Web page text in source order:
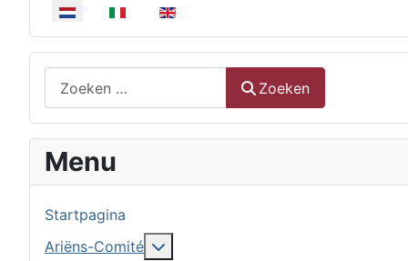
Selecteer de taal
Zoeken
Menu
Startpagina
Ariëns-Comité